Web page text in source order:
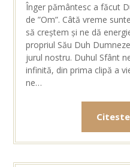
Înger pământesc a făcut
de ”Om”. Câtă vreme
să creștem și ne dă
propriul Său Duh
jurul nostru. Duhul Sfânt
infinită, din prima clipă a
ne…